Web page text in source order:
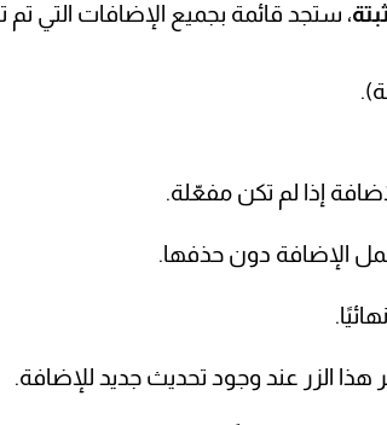
، ستجد قائمة بجميع الإضافات التي
إذا لم تكن مفعّلة.
الإضافة دون حذفها.
هذا الزر عند وجود تحديث جديد للإضافة.